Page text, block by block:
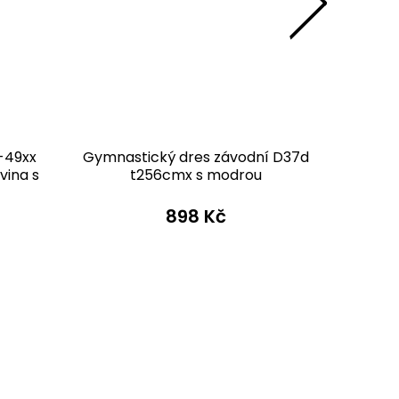
s
Gymnastický dres závodní D37d
t256cmx s modrou
898 Kč